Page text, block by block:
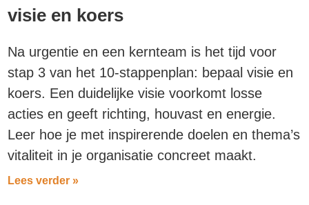
visie en koers
Na urgentie en een kernteam is het tijd voor
stap 3 van het 10-stappenplan: bepaal visie en
koers. Een duidelijke visie voorkomt losse
acties en geeft richting, houvast en energie.
Leer hoe je met inspirerende doelen en thema’s
vitaliteit in je organisatie concreet maakt.
Lees verder »